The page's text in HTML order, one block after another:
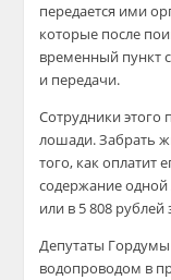
передается ими
которые после
временный пункт
и передачи.
Сотрудники этого
лошади. Забрать
того, как оплатит
содержание одной
или в 5 808 рублей
Депутаты
водопроводом в